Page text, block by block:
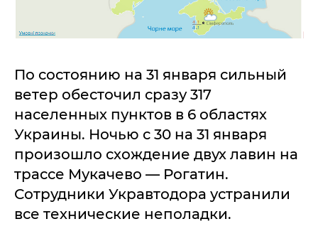
По состоянию на 31 января сильный
ветер обесточил сразу 317
населенных пунктов в 6 областях
Украины. Ночью с 30 на 31 января
произошло схождение двух лавин на
трассе Мукачево — Рогатин.
Сотрудники Укравтодора устранили
все технические неполадки.